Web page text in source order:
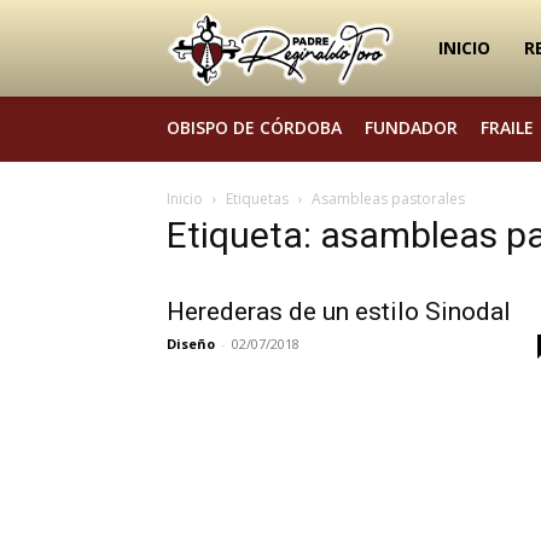
Padre
Toro
INICIO
OBISPO DE CÓRDOBA FUNDADOR FRAILE
Inicio Etiquetas Asambleas pastorales
Etiqueta: asambleas
Herederas de un estilo Sinodal
Diseño - 02/07/2018